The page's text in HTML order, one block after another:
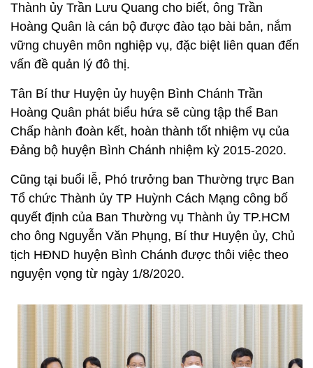
Thành ủy Trần Lưu Quang cho biết, ông Trần
Hoàng Quân là cán bộ được đào tạo bài bản, nắm
vững chuyên môn nghiệp vụ, đặc biệt liên quan đến
vấn đề quản lý đô thị.
Tân Bí thư Huyện ủy huyện Bình Chánh Trần
Hoàng Quân phát biểu hứa sẽ cùng tập thể Ban
Chấp hành đoàn kết, hoàn thành tốt nhiệm vụ của
Đảng bộ huyện Bình Chánh nhiệm kỳ 2015-2020.
Cũng tại buổi lễ, Phó trưởng ban Thường trực Ban
Tổ chức Thành ủy TP Huỳnh Cách Mạng công bố
quyết định của Ban Thường vụ Thành ủy TP.HCM
cho ông Nguyễn Văn Phụng, Bí thư Huyện ủy, Chủ
tịch HĐND huyện Bình Chánh được thôi việc theo
nguyện vọng từ ngày 1/8/2020.